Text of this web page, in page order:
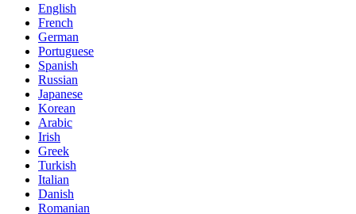
English
French
German
Portuguese
Spanish
Russian
Japanese
Korean
Arabic
Irish
Greek
Turkish
Italian
Danish
Romanian